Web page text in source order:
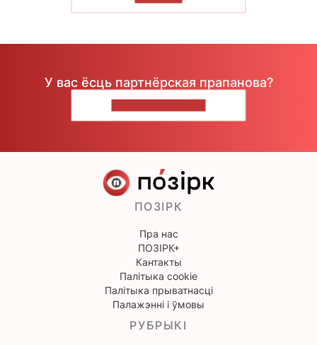
У вас ёсць партнёрская прапанова?
ПОЗІРК
Пра нас
ПОЗІРК+
Кантакты
Палітыка cookie
Палітыка прыватнасці
Палажэнні і ўмовы
РУБРЫКІ